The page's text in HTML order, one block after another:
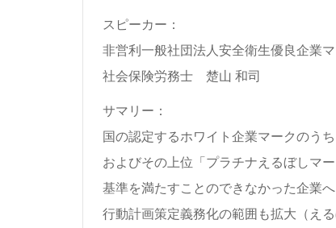
スピーカー：
非営利一般社団法人安全衛生優良企業
社会保険労務士 楚山 和司
サマリー：
国の認定するホワイト企業マークのう
およびその上位「プラチナえるぼしマ
基準を満たすことのできなかった企業
行動計画策定義務化の範囲も拡大（え